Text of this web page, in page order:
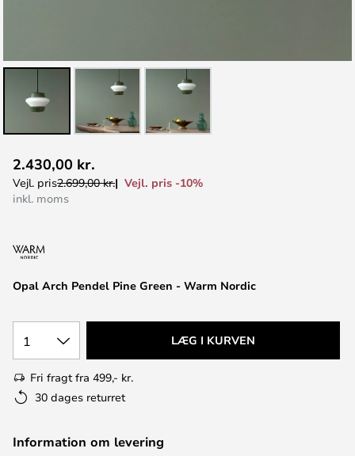
til
starten
Opal Arch Pendel Pine Green - Warm Nordic
2.430,00 kr.
Vejl. pris2.699,00 kr.
Vejl. pris -10%
inkl. moms
1 LÆG I KURVEN
Fri fragt fra 499,- kr.
30 dages returret
Information om levering